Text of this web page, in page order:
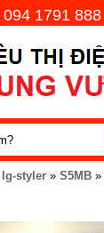
094 1791 888
lg-styler » S5MB »